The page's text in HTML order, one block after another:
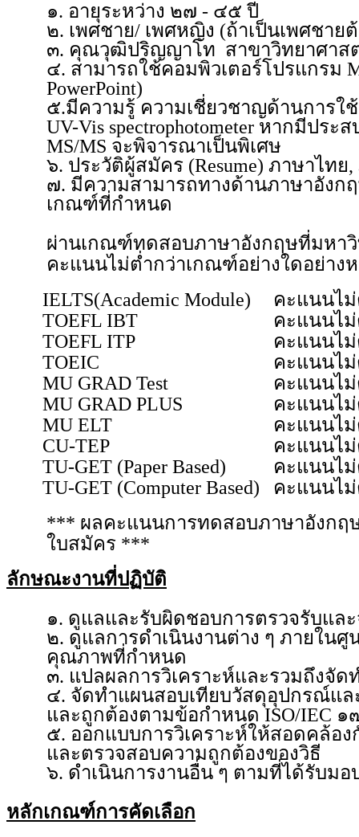
๑. อายุระหว่าง ๒๗ - ๔๕ ปี
๒. เพศชาย/ เพศหญิง (ถ้าเป็นเพศชา
๓. คุณวุฒิปริญญาโท สาขาวิทยาศาสต
๔. สามารถใช้คอมพิวเตอร์โปรแกรม
PowerPoint)
๕.มีความรู้ ความเชี่ยวชาญด้านการใช้
UV-Vis spectrophotometer หากมีปร
MS/MS จะพิจารณาเป็นพิเศษ
๖. ประวัติผู้สมัคร (Resume) ภาษาไทย
๗. มีความสามารถทางด้านภาษาอัง
เกณฑ์ที่กำหนด
ผ่านเกณฑ์ทดสอบภาษาอังกฤษที่มหา
คะแนนไม่ต่ำกว่าเกณฑ์อย่างใดอย่าง
IELTS(Academic Module)
คะแนนไ
TOEFL IBT
คะแนนไ
TOEFL ITP
คะแนนไ
TOEIC
คะแนนไ
MU GRAD Test
คะแนนไ
MU GRAD PLUS
คะแนนไ
MU ELT
คะแนนไ
CU-TEP
คะแนนไ
TU-GET (Paper Based)
คะแนนไ
TU-GET (Computer Based)
คะแนนไ
*** ผลคะแนนการทดสอบภาษาอังกฤ
ใบสมัคร ***
ลักษณะงานที่ปฏิบัติ
๑. ดูแลและรับผิดชอบการตรวจรับแล
๒. ดูแลการดำเนินงานต่าง ๆ ภายใน
คุณภาพที่กำหนด
๓. แปลผลการวิเคราะห์และรวมถึงจัด
๔. จัดทำแผนสอบเทียบวัสดุอุปกรณ์แล
และถูกต้องตามข้อกำหนด ISO/IEC
๕. ออกแบบการวิเคราะห์ให้สอดคล้อ
และตรวจสอบความถูกต้องของวิธี
๖. ดำเนินการงานอื่น ๆ ตามที่ได้รับมอ
หลักเกณฑ์การคัดเลือก